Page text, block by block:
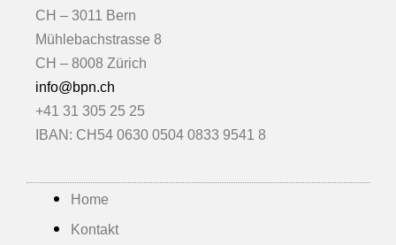
CH – 3011 Bern
Mühlebachstrasse 8
CH – 8008 Zürich
info@bpn.ch
+41 31 305 25 25
IBAN: CH54 0630 0504 0833 9541 8
Home
Kontakt